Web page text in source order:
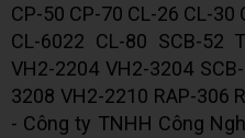
CP-50 CP-70 CL-26 CL-30
CL-6022 CL-80 SCB-52
VH2-2204 VH2-3204
3208 VH2-2210 RAP-306
- Công ty TNHH Công